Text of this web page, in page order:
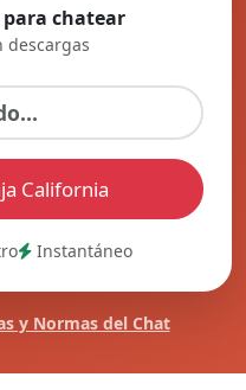
chatear
descargas
California
Instantáneo
y Normas del Chat